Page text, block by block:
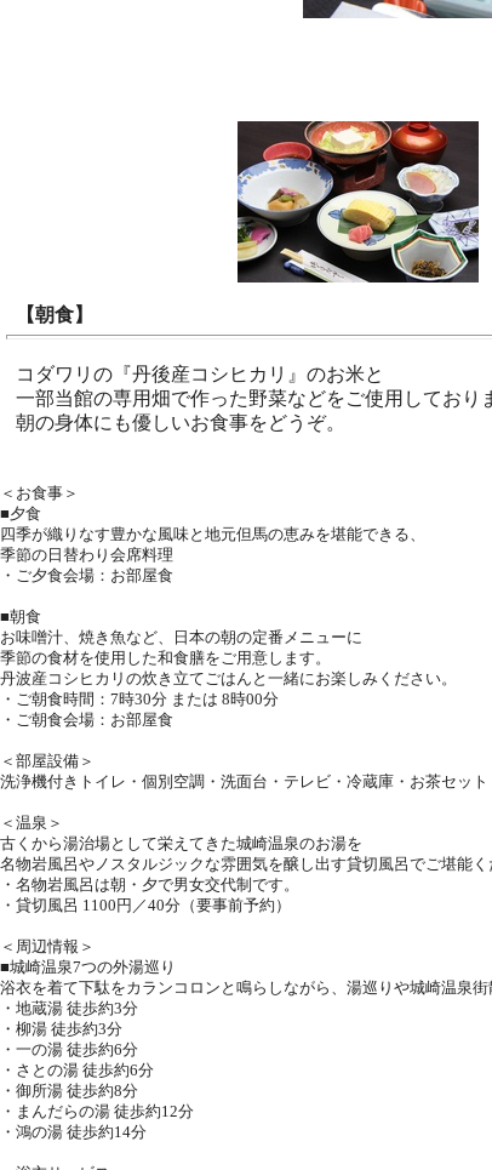
【朝食】
コダワリの『丹後産コシヒカリ』のお米と
一部当館の専用畑で作った野菜などをご使用しており
朝の身体にも優しいお食事をどうぞ。
＜お食事＞
■夕食
四季が織りなす豊かな風味と地元但馬の恵みを堪能できる、
季節の日替わり会席料理
・ご夕食会場：お部屋食
■朝食
お味噌汁、焼き魚など、日本の朝の定番メニューに
季節の食材を使用した和食膳をご用意します。
丹波産コシヒカリの炊き立てごはんと一緒にお楽しみください。
・ご朝食時間：7時30分 または 8時00分
・ご朝食会場：お部屋食
＜部屋設備＞
洗浄機付きトイレ・個別空調・洗面台・テレビ・冷蔵庫・お茶セット
＜温泉＞
古くから湯治場として栄えてきた城崎温泉のお湯を
名物岩風呂やノスタルジックな雰囲気を醸し出す貸切風呂でご堪能く
・名物岩風呂は朝・夕で男女交代制です。
・貸切風呂 1100円／40分（要事前予約）
＜周辺情報＞
■城崎温泉7つの外湯巡り
浴衣を着て下駄をカランコロンと鳴らしながら、湯巡りや城崎温泉街
・地蔵湯 徒歩約3分
・柳湯 徒歩約3分
・一の湯 徒歩約6分
・さとの湯 徒歩約6分
・御所湯 徒歩約8分
・まんだらの湯 徒歩約12分
・鴻の湯 徒歩約14分